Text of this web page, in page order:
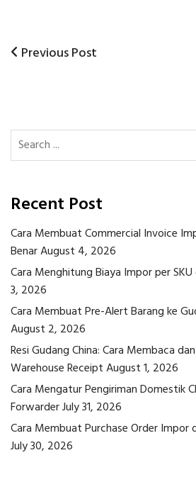
Post
Previous
Previous Post
Recent Post
Cara Membuat Commercial Invoice
BenarAugust 4, 2026
Cara Menghitung Biaya Impor per
3, 2026
Cara Membuat Pre-Alert Barang ke
August 2, 2026
Resi Gudang China: Cara Membaca
Warehouse ReceiptAugust 1, 2026
Cara Mengatur Pengiriman Domestik
ForwarderJuly 31, 2026
Cara Membuat Purchase Order Impor
July 30, 2026